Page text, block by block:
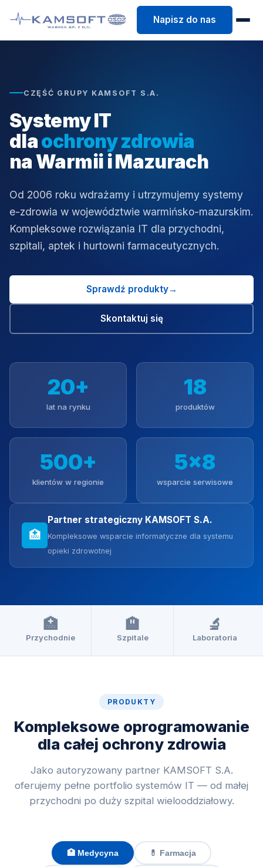
Napisz do nas
CZĘŚĆ GRUPY KAMSOFT S.A.
Systemy IT
dlaochrony zdrowia
na Warmii i Mazurach
Od 2006 roku wdrażamy i utrzymujemy systemy
e-zdrowia w województwie warmińsko-mazurskim.
Kompleksowe rozwiązania IT dla przychodni,
szpitali, aptek i hurtowni farmaceutycznych.
Sprawdź produkty→
Skontaktuj się
20+
lat na rynku
18
produktów
500+
klientów w regionie
5×8
wsparcie serwisowe
🏥
Partner strategiczny KAMSOFT S.A.
Kompleksowe wsparcie informatyczne dla systemu
opieki zdrowotnej
🏥
Przychodnie
🏨
Szpitale
🔬
Laboratoria
PRODUKTY
Kompleksowe oprogramowanie
dla całej ochrony zdrowia
Jako autoryzowany partner KAMSOFT S.A.
oferujemy pełne portfolio systemów IT — od małej
przychodni po duży szpital wielooddziałowy.
🏥 Medycyna 💊 Farmacja